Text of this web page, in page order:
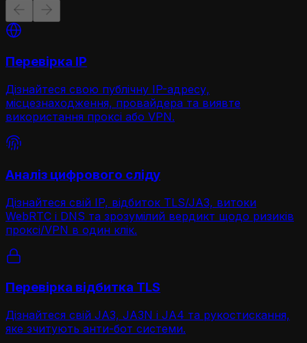
Перевірка IP
Дізнайтеся свою публічну IP-адресу,
місцезнаходження, провайдера та виявте
використання проксі або VPN.
Аналіз цифрового сліду
Дізнайтеся свій IP, відбиток TLS/JA3, витоки
WebRTC і DNS та зрозумілий вердикт щодо ризиків
проксі/VPN в один клік.
Перевірка відбитка TLS
Дізнайтеся свій JA3, JA3N і JA4 та рукостискання,
яке зчитують анти-бот системи.